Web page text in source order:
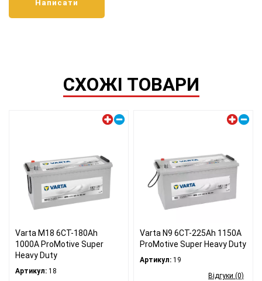
СХОЖІ ТОВАРИ
Varta M18 6СТ-180Ah
1000A ProMotive Super
Heavy Duty
Артикул: 18
Varta N9 6СТ-225Ah 1150A
ProMotive Super Heavy Duty
Артикул: 19
Відгуки (0)